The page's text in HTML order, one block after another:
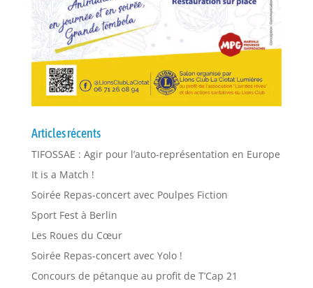
Articles récents
TIFOSSAE : Agir pour l’auto-représentation en Europe
It is a Match !
Soirée Repas-concert avec Poulpes Fiction
Sport Fest à Berlin
Les Roues du Cœur
Soirée Repas-concert avec Yolo !
Concours de pétanque au profit de T’Cap 21